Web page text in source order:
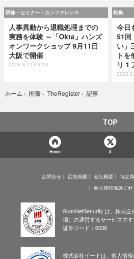
研修・セミナー・カンファレンス
人事異動から退職処理までの
実務を体験 ～「Okta」ハンズ
オンワークショップ 9月11日
大阪で開催
2026.8.7 Fri 8:10
特集
今日
51回
い」
ト
リ 1
ホーム › 国際 › TheRegister › 記事
TOP
Home X
お問合せ 広告掲載 会社概要
特定
個人情報保護方針
ScanNetSecurity は、株式会
場）の運営するサービスです
証券コード：6038
株式会社イードは、個人情